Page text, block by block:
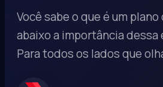
Você sabe o que é um
abaixo a importância
Para todos os lados que